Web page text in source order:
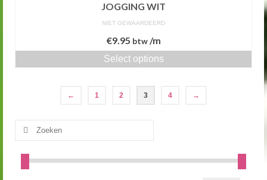
JOGGING WIT
NIET GEWAARDEERD
€9.95 btw/m
Select options
← 1 2 3 4 →
Zoeken